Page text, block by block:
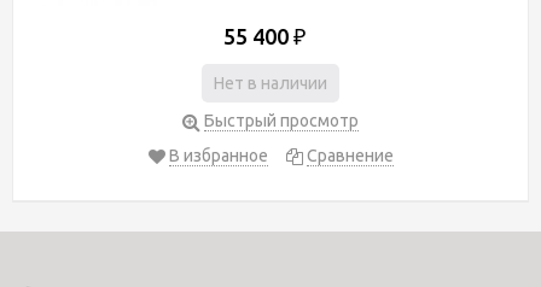
55 400 ₽
Нет в наличии
Быстрый просмотр
В избранное
Сравнение